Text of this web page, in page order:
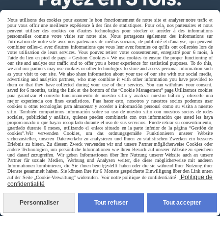
Livraison rapide
livraison à domicile France et union europeen
Nous utilisons des cookies pour assurer le bon fonctionnement de notre site et analyser notre trafic et
pour vous offrir une meilleure expérience à des fins de statistiques. Pour cela, nos partenaires et nous
peuvent utiliser des cookies ou d'autres technologies pour stocker et accéder à des informations
personnelles comme votre visite sur notre site. Nous partageons également des informations sur
l'utilisation de notre site avec nos partenaires de médias sociaux, de publicité et d'analyse, qui peuvent
combiner celles-ci avec d'autres informations que vous leur avez fournies ou qu'ils ont collectées lors de
votre utilisation de leurs services. Vous pouvez retirer votre consentement, enregistré pour 6 mois, à
l'aide du lien en pied de page « Gestion Cookies ». We use cookies to ensure the proper functioning of
our site and analyze our traffic and to offer you a better experience for statistical purposes. To do this,
we and our partners may use cookies or other technologies to store and access personal information such
as your visit to our site. We also share information about your use of our site with our social media,
advertising and analytics partners, who may combine it with other information you have provided to
them or that they have collected during your use of their services. You can withdraw your consent,
saved for 6 months, using the link at the bottom of the “Cookie Management” page. Utilizamos cookies
para garantizar el correcto funcionamiento de nuestro sitio y analizar nuestro tráfico y ofrecerle una
mejor experiencia con fines estadísticos. Para hacer esto, nosotros y nuestros socios podemos usar
cookies u otras tecnologías para almacenar y acceder a información personal como su visita a nuestro
sitio. También compartimos información sobre su uso de nuestro sitio con nuestros socios de redes
sociales, publicidad y análisis, quienes pueden combinarla con otra información que usted les haya
proporcionado o que hayan recopilado durante el uso de sus servicios. Puede retirar su consentimiento,
guardado durante 6 meses, utilizando el enlace situado en la parte inferior de la página “Gestión de
cookies”. Wir verwenden Cookies, um das ordnungsgemäße Funktionieren unserer Website
sicherzustellen, unseren Datenverkehr zu analysieren und Ihnen zu statistischen Zwecken ein besseres
Erlebnis zu bieten. Zu diesem Zweck verwenden wir und unsere Partner möglicherweise Cookies oder
andere Technologien, um persönliche Informationen wie Ihren Besuch auf unserer Website zu speichern
und darauf zuzugreifen. Wir geben Informationen über Ihre Nutzung unserer Website auch an unsere
Partner für soziale Medien, Werbung und Analysen weiter, die diese möglicherweise mit anderen
Informationen kombinieren, die Sie ihnen bereitgestellt haben oder die sie während Ihrer Nutzung ihrer
Dienste gesammelt haben. Sie können Ihre für 6 Monate gespeicherte Einwilligung über den Link unten
auf der Seite „Cookie-Verwaltung“ widerrufen. Voir notre politique de confidentialité :
Politique de
confidentialité
Personnaliser Tout refuser Tout accepter